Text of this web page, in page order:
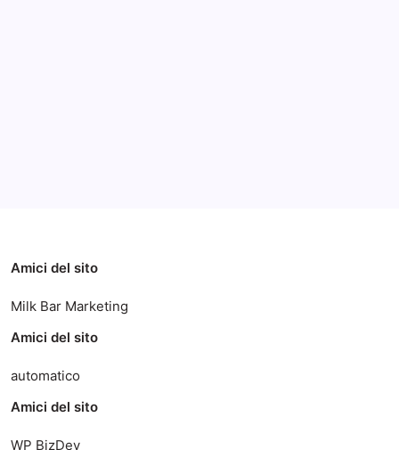
Amici del sito
Milk Bar Marketing
Amici del sito
automatico
Amici del sito
WP BizDev